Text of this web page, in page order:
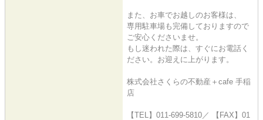
また、お車でお越しのお客様は、
専用駐車場も完備しておりますので
ご安心くださいませ。
もし迷われた際は、すぐにお電話く
ださい。お迎えに上がります。
株式会社さくらの不動産＋cafe 手稲
店
【TEL】011-699-5810／ 【FAX】01